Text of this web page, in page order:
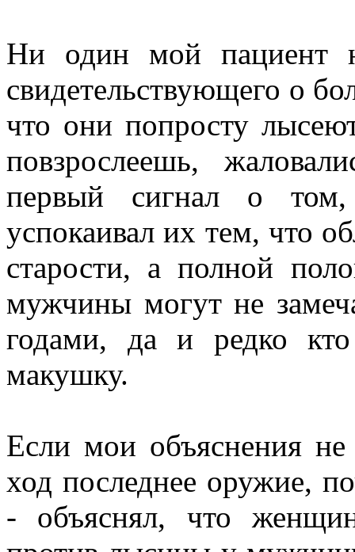
Ни один мой пациент
свидетельствующего о
что они попросту
повзрослеешь,
первый сигнал о
успокаивал их тем, что
старости, а полной
мужчины могут не
годами, да и редко
макушку.
Если мои объяснения
ход последнее оружие,
- объяснял, что